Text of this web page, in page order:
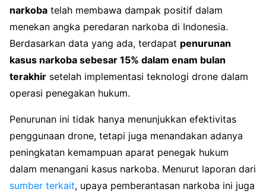
narkoba telah membawa dampak positif dalam
menekan angka peredaran narkoba di Indonesia.
Berdasarkan data yang ada, terdapat penurunan
kasus narkoba sebesar 15% dalam enam bulan
terakhir setelah implementasi teknologi drone dalam
operasi penegakan hukum.
Penurunan ini tidak hanya menunjukkan efektivitas
penggunaan drone, tetapi juga menandakan adanya
peningkatan kemampuan aparat penegak hukum
dalam menangani kasus narkoba. Menurut laporan dari
sumber terkait, upaya pemberantasan narkoba ini juga